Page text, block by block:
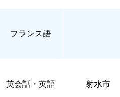
フランス語
英会話・英語 射水市